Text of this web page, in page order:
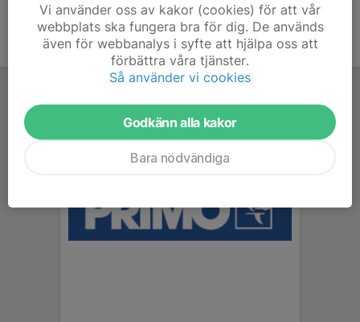
Vi använder oss av kakor (cookies) för att vår
webbplats ska fungera bra för dig. De används
även för webbanalys i syfte att hjälpa oss att
förbättra våra tjänster.
Så använder vi cookies
Godkänn alla kakor
Bara nödvändiga